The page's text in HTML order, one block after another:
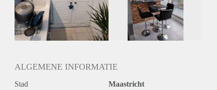
ALGEMENE INFORMATIE
Stad Maastricht